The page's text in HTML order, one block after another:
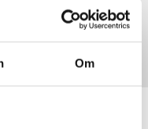
Om
/ta bort
oss